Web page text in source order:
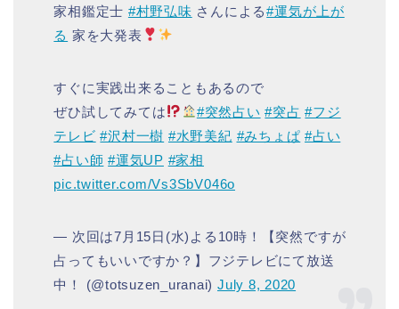
家相鑑定士 #村野弘味 さんによる#運気が上が
る 家を大発表
すぐに実践出来ることもあるので
ぜひ試してみては
#突然占い #突占 #フジ
テレビ #沢村一樹 #水野美紀 #みちょぱ #占い
#占い師 #運気UP #家相
pic.twitter.com/Vs3SbV046o
— 次回は7月15日(水)よる10時！【突然ですが
占ってもいいですか？】フジテレビにて放送
中！ (@totsuzen_uranai) July 8, 2020